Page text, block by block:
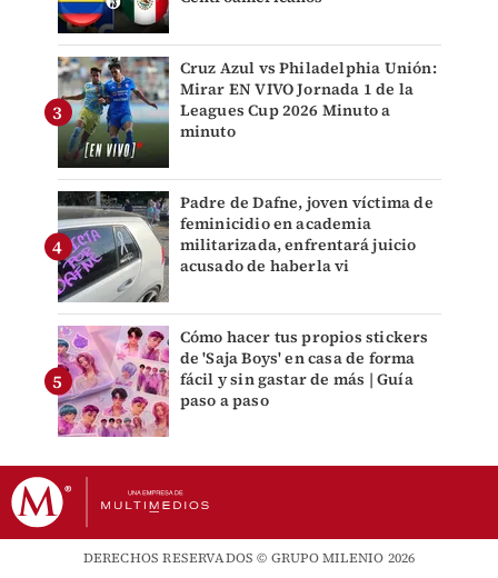
Cruz Azul vs Philadelphia Unión:
Mirar EN VIVO Jornada 1 de la
Leagues Cup 2026 Minuto a
minuto
Padre de Dafne, joven víctima de
feminicidio en academia
militarizada, enfrentará juicio
acusado de haberla vi
Cómo hacer tus propios stickers
de 'Saja Boys' en casa de forma
fácil y sin gastar de más | Guía
paso a paso
DERECHOS RESERVADOS © GRUPO MILENIO 2026